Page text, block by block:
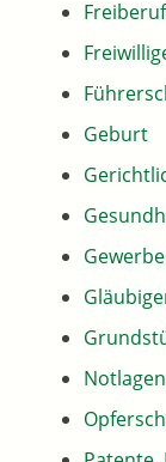
Geburt
Gewerbe
Notlagen